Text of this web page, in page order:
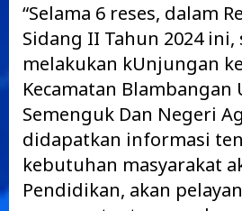
“Selama 6 reses, dalam
Sidang II Tahun 2024 ini,
melakukan kUnjungan
Kecamatan Blambangan
Semenguk Dan Negeri
didapatkan informasi
kebutuhan masyarakat
Pendidikan, akan